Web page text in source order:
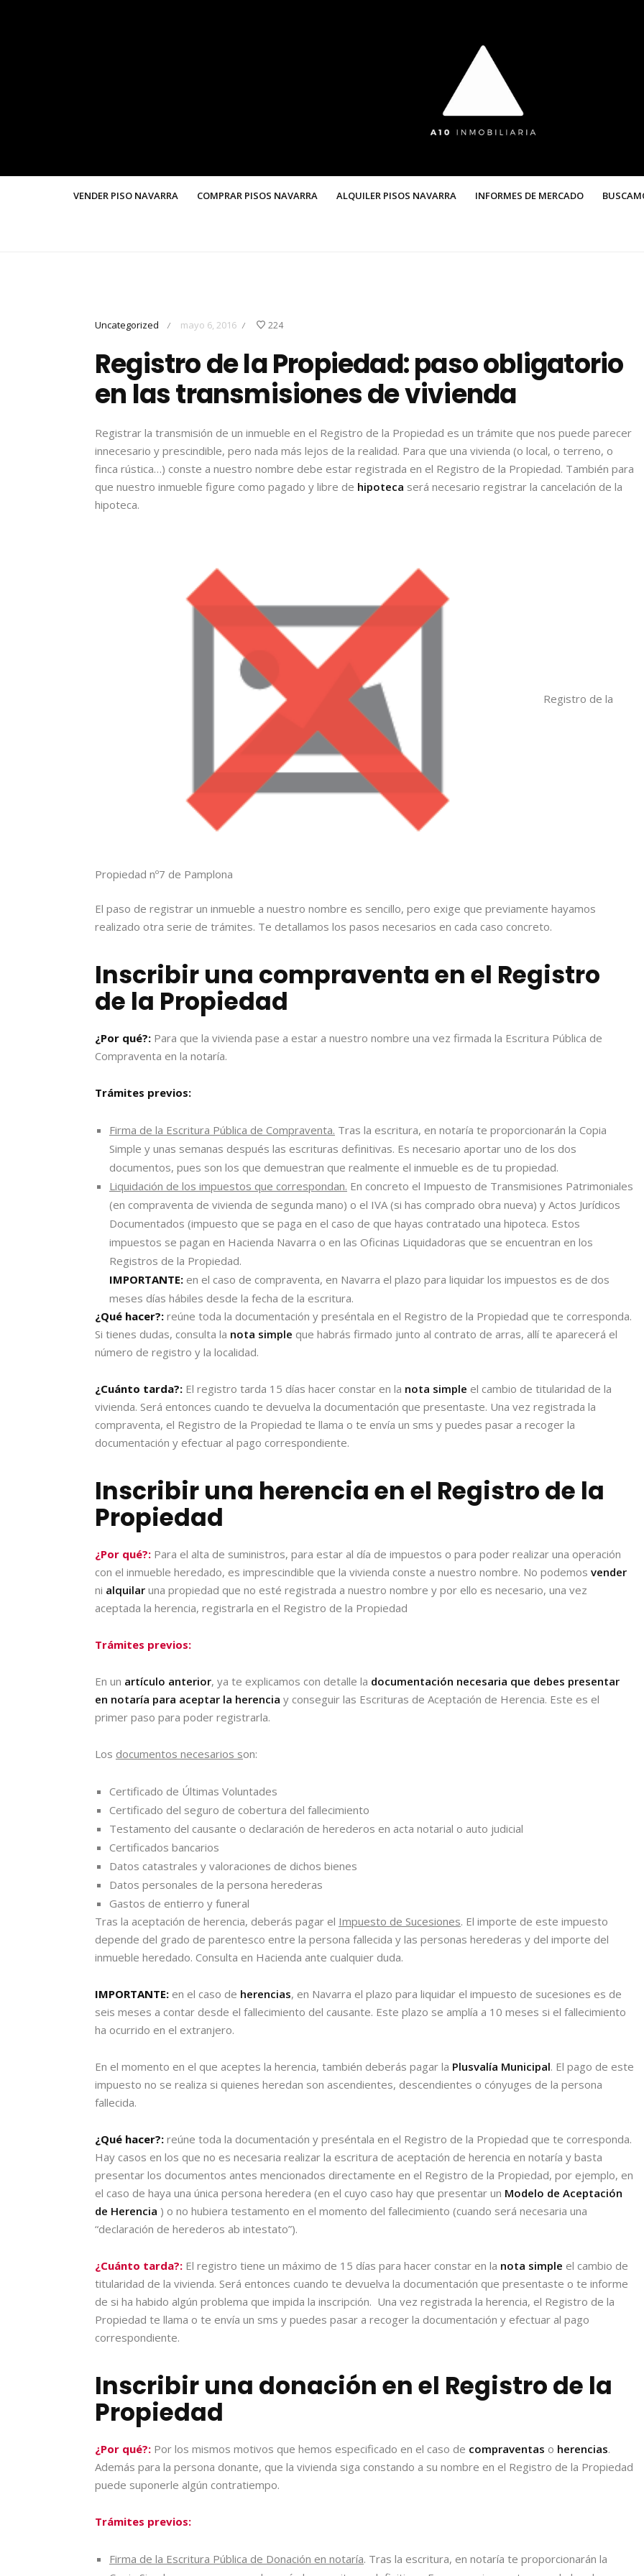
VENDER PISO NAVARRA COMPRAR PISOS NAVARRA ALQUILER PISOS NAVARRA INFORMES DE MERCADO
Uncategorized / mayo 6, 2016 / 224
Registro de la Propiedad: paso obligatorio
en las transmisiones de vivienda
Registrar la transmisión de un inmueble en el Registro de la Propiedad es un trámite que nos puede parecer
innecesario y prescindible, pero nada más lejos de la realidad. Para que una vivienda (o local, o terreno, o
finca rústica…) conste a nuestro nombre debe estar registrada en el Registro de la Propiedad. También para
que nuestro inmueble figure como pagado y libre de hipoteca será necesario registrar la cancelación de la
hipoteca.
Registro de la
Propiedad nº7 de Pamplona
El paso de registrar un inmueble a nuestro nombre es sencillo, pero exige que previamente hayamos
realizado otra serie de trámites. Te detallamos los pasos necesarios en cada caso concreto.
Inscribir una compraventa en el Registro
de la Propiedad
¿Por qué?: Para que la vivienda pase a estar a nuestro nombre una vez firmada la Escritura Pública de
Compraventa en la notaría.
Trámites previos:
Firma de la Escritura Pública de Compraventa. Tras la escritura, en notaría te proporcionarán la Copia
Simple y unas semanas después las escrituras definitivas. Es necesario aportar uno de los dos
documentos, pues son los que demuestran que realmente el inmueble es de tu propiedad.
Liquidación de los impuestos que correspondan. En concreto el Impuesto de Transmisiones Patrimoniales
(en compraventa de vivienda de segunda mano) o el IVA (si has comprado obra nueva) y Actos Jurídicos
Documentados (impuesto que se paga en el caso de que hayas contratado una hipoteca. Estos
impuestos se pagan en Hacienda Navarra o en las Oficinas Liquidadoras que se encuentran en los
Registros de la Propiedad.
IMPORTANTE: en el caso de compraventa, en Navarra el plazo para liquidar los impuestos es de dos
meses días hábiles desde la fecha de la escritura.
¿Qué hacer?: reúne toda la documentación y preséntala en el Registro de la Propiedad que te corresponda.
Si tienes dudas, consulta la nota simple que habrás firmado junto al contrato de arras, allí te aparecerá el
número de registro y la localidad.
¿Cuánto tarda?: El registro tarda 15 días hacer constar en la nota simple el cambio de titularidad de la
vivienda. Será entonces cuando te devuelva la documentación que presentaste. Una vez registrada la
compraventa, el Registro de la Propiedad te llama o te envía un sms y puedes pasar a recoger la
documentación y efectuar al pago correspondiente.
Inscribir una herencia en el Registro de la
Propiedad
¿Por qué?: Para el alta de suministros, para estar al día de impuestos o para poder realizar una operación
con el inmueble heredado, es imprescindible que la vivienda conste a nuestro nombre. No podemos vender
ni alquilar una propiedad que no esté registrada a nuestro nombre y por ello es necesario, una vez
aceptada la herencia, registrarla en el Registro de la Propiedad
Trámites previos:
En un artículo anterior, ya te explicamos con detalle la documentación necesaria que debes presentar
en notaría para aceptar la herencia y conseguir las Escrituras de Aceptación de Herencia. Este es el
primer paso para poder registrarla.
Los documentos necesarios son:
Certificado de Últimas Voluntades
Certificado del seguro de cobertura del fallecimiento
Testamento del causante o declaración de herederos en acta notarial o auto judicial
Certificados bancarios
Datos catastrales y valoraciones de dichos bienes
Datos personales de la persona herederas
Gastos de entierro y funeral
Tras la aceptación de herencia, deberás pagar el Impuesto de Sucesiones. El importe de este impuesto
depende del grado de parentesco entre la persona fallecida y las personas herederas y del importe del
inmueble heredado. Consulta en Hacienda ante cualquier duda.
IMPORTANTE: en el caso de herencias, en Navarra el plazo para liquidar el impuesto de sucesiones es de
seis meses a contar desde el fallecimiento del causante. Este plazo se amplía a 10 meses si el fallecimiento
ha ocurrido en el extranjero.
En el momento en el que aceptes la herencia, también deberás pagar la Plusvalía Municipal. El pago de este
impuesto no se realiza si quienes heredan son ascendientes, descendientes o cónyuges de la persona
fallecida.
¿Qué hacer?: reúne toda la documentación y preséntala en el Registro de la Propiedad que te corresponda.
Hay casos en los que no es necesaria realizar la escritura de aceptación de herencia en notaría y basta
presentar los documentos antes mencionados directamente en el Registro de la Propiedad, por ejemplo, en
el caso de haya una única persona heredera (en el cuyo caso hay que presentar un Modelo de Aceptación
de Herencia ) o no hubiera testamento en el momento del fallecimiento (cuando será necesaria una
“declaración de herederos ab intestato”).
¿Cuánto tarda?: El registro tiene un máximo de 15 días para hacer constar en la nota simple el cambio de
titularidad de la vivienda. Será entonces cuando te devuelva la documentación que presentaste o te informe
de si ha habido algún problema que impida la inscripción. Una vez registrada la herencia, el Registro de la
Propiedad te llama o te envía un sms y puedes pasar a recoger la documentación y efectuar al pago
correspondiente.
Inscribir una donación en el Registro de la
Propiedad
¿Por qué?: Por los mismos motivos que hemos especificado en el caso de compraventas o herencias.
Además para la persona donante, que la vivienda siga constando a su nombre en el Registro de la Propiedad
puede suponerle algún contratiempo.
Trámites previos:
Firma de la Escritura Pública de Donación en notaría. Tras la escritura, en notaría te proporcionarán la